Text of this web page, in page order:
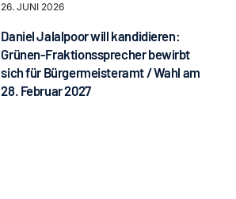
26. JUNI 2026
Daniel Jalalpoor will kandidieren:
Grünen-Fraktionssprecher bewirbt
sich für Bürgermeisteramt / Wahl am
28. Februar 2027